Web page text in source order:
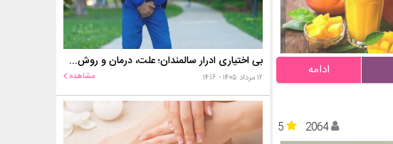
ادامه
5
2064
بی اختیاری ادرار سالمندان؛ علت، درمان و روش‌های کنترل در منزل
۱۲ مرداد ۱۴۰۵ - ۱۴:۱۶ مشاهده